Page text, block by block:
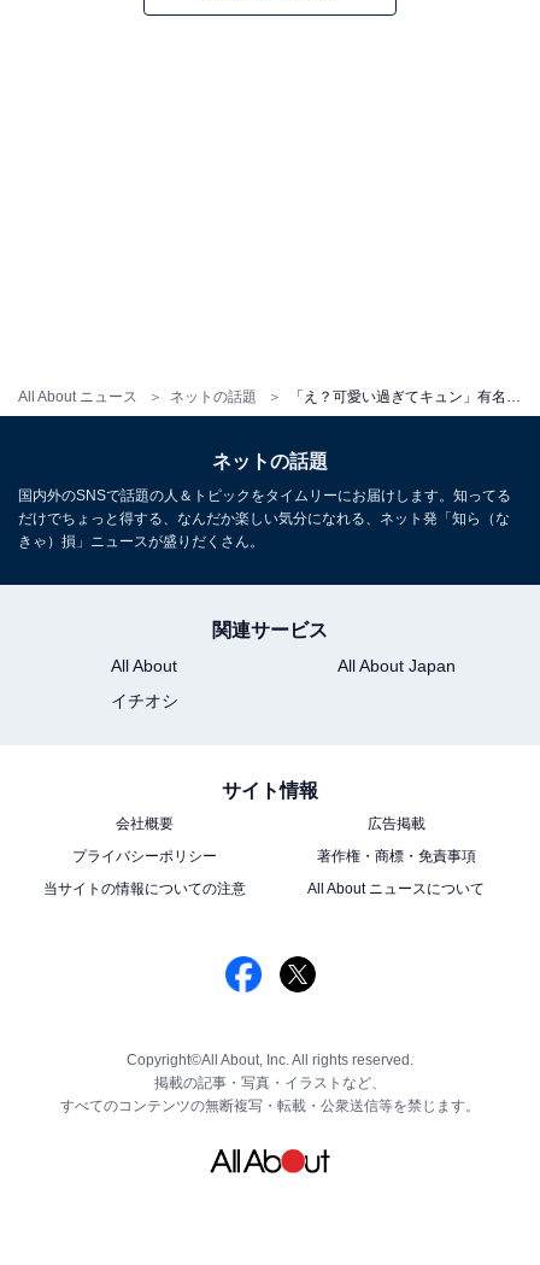
All About ニュース ネットの話題
ネットの話題
国内外のSNSで話題の人＆トピックをタイムリーにお届けします。知ってる
だけでちょっと得する、なんだか楽しい気分になれる、ネット発「知ら（な
きゃ）損」ニュースが盛りだくさん。
関連サービス
All About
All About Japan
イチオシ
サイト情報
会社概要
広告掲載
プライバシーポリシー
著作権・商標・免責事項
当サイトの情報についての注意
All About ニュースについて
Copyright©All About, Inc. All rights reserved.
掲載の記事・写真・イラストなど、
すべてのコンテンツの無断複写・転載・公衆送信等を禁じます。